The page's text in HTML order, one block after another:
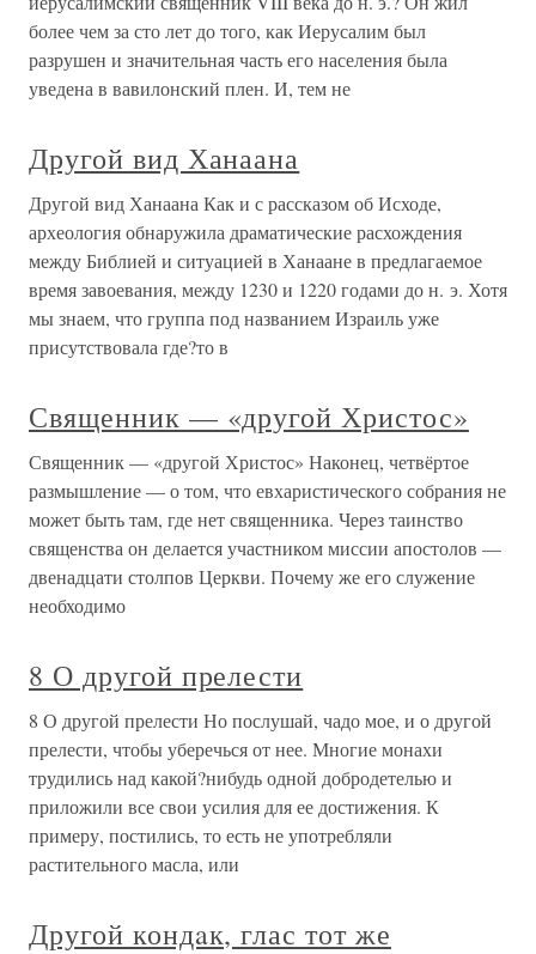
более чем за сто лет до того, как Иерусалим был
разрушен и значительная часть его населения была
уведена в вавилонский плен. И, тем не
Другой вид Ханаана
Другой вид Ханаана Как и с рассказом об Исходе,
археология обнаружила драматические расхождения
между Библией и ситуацией в Ханаане в предлагаемое
время завоевания, между 1230 и 1220 годами до н. э. Хотя
мы знаем, что группа под названием Израиль уже
присутствовала где?то в
Священник — «другой Христос»
Священник — «другой Христос» Наконец, четвёртое
размышление — о том, что евхаристического собрания не
может быть там, где нет священника. Через таинство
священства он делается участником миссии апостолов —
двенадцати столпов Церкви. Почему же его служение
необходимо
8 О другой прелести
8 О другой прелести Но послушай, чадо мое, и о другой
прелести, чтобы уберечься от нее. Многие монахи
трудились над какой?нибудь одной добродетелью и
приложили все свои усилия для ее достижения. К
примеру, постились, то есть не употребляли
растительного масла, или
Другой кондaк, глас тот же